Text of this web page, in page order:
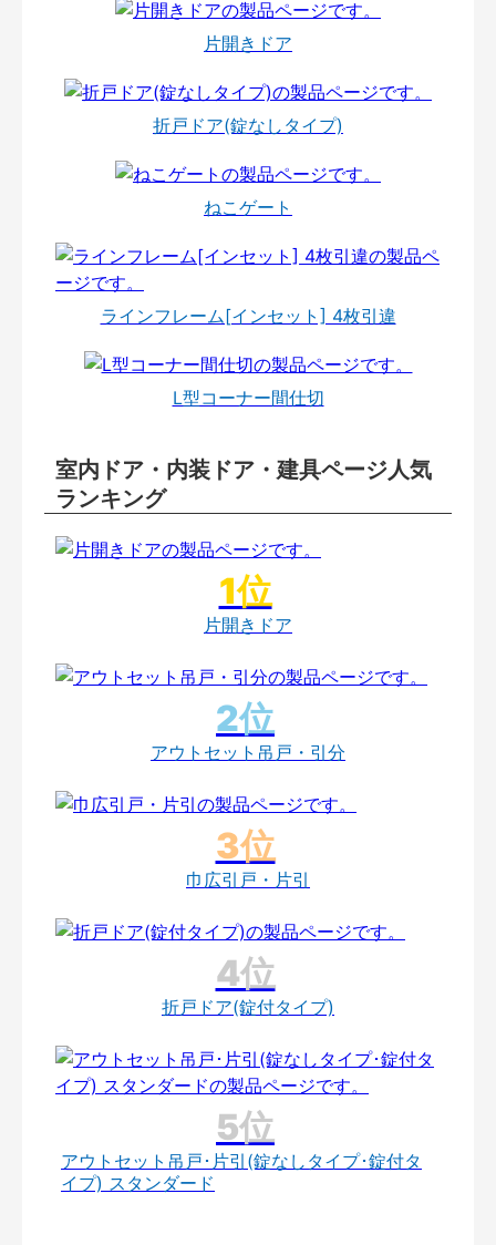
片開きドア
折戸ドア(錠なしタイプ)
ねこゲート
ラインフレーム[インセット] 4枚引違
L型コーナー間仕切
室内ドア・内装ドア・建具ページ人気
ランキング
片開きドア
アウトセット吊戸・引分
巾広引戸・片引
折戸ドア(錠付タイプ)
アウトセット吊戸･片引(錠なしタイプ･錠付タ
イプ) スタンダード